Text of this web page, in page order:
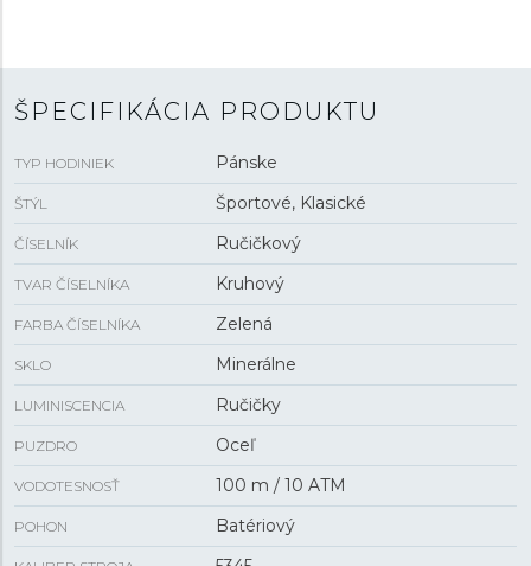
ŠPECIFIKÁCIA PRODUKTU
TYP HODINIEK Pánske
ŠTÝL Športové, Klasické
ČÍSELNÍK Ručičkový
TVAR ČÍSELNÍKA Kruhový
FARBA ČÍSELNÍKA Zelená
SKLO Minerálne
LUMINISCENCIA Ručičky
PUZDRO Oceľ
VODOTESNOSŤ 100 m / 10 ATM
POHON Batériový